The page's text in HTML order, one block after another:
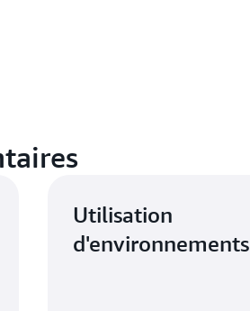
Utilisation
d'environnements